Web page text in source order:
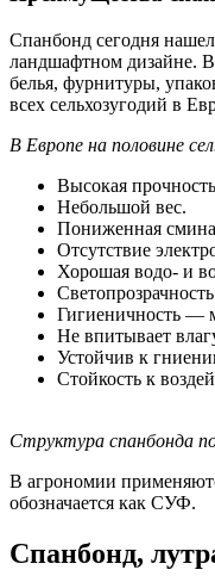
Спанбонд сегодня
ландшафтном дизайне. В
белья, фурнитуры,
всех сельхозугодий в
В Европе на половине
Высокая
Небольшой вес.
Пониженная
Отсутствие
Хорошая водо- и
Гигиеничность —
Не впитывает
Устойчив к
Стойкость к
Структура спанбонда
В агрономии
обозначается как СУФ.
Спанбонд,